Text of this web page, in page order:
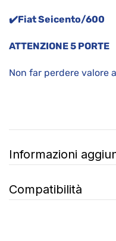
✔️Fiat Seicento/600
ATTENZIONE 5 PORTE
Non far perdere valore
Informazioni
Compatibilità